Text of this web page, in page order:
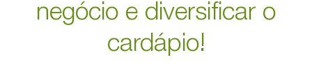
negócio e diversificar o
cardápio!